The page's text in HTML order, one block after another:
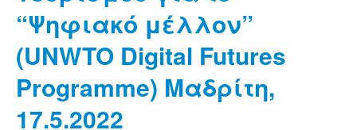
“Ψηφιακό μέλλον”
(UNWTO Digital Futures
Programme) Μαδρίτη,
17.5.2022